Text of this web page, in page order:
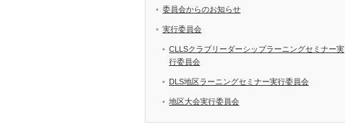
委員会からのお知らせ
実行委員会
CLLSクラブリーダーシップラーニングセミナー実
行委員会
DLS地区ラーニングセミナー実行委員会
地区大会実行委員会